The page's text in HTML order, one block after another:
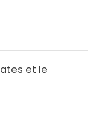
et le